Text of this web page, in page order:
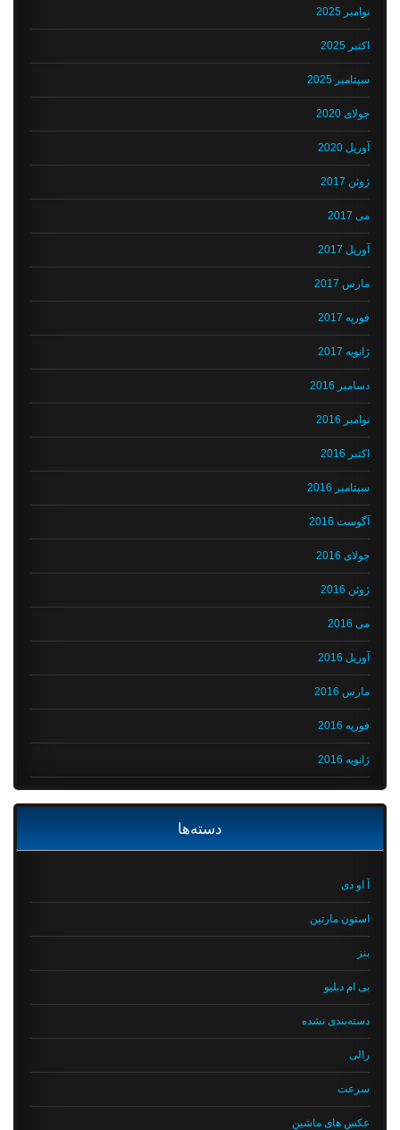
نوامبر 2025
اکتبر 2025
سپتامبر 2025
جولای 2020
آوریل 2020
ژوئن 2017
می 2017
آوریل 2017
مارس 2017
فوریه 2017
ژانویه 2017
دسامبر 2016
نوامبر 2016
اکتبر 2016
سپتامبر 2016
آگوست 2016
جولای 2016
ژوئن 2016
می 2016
آوریل 2016
مارس 2016
فوریه 2016
ژانویه 2016
دسته‌ها
آ او دی
استون مارتین
بی ام دبلیو
دسته‌بندی نشده
رالی
سرعت
عکس های ماشین